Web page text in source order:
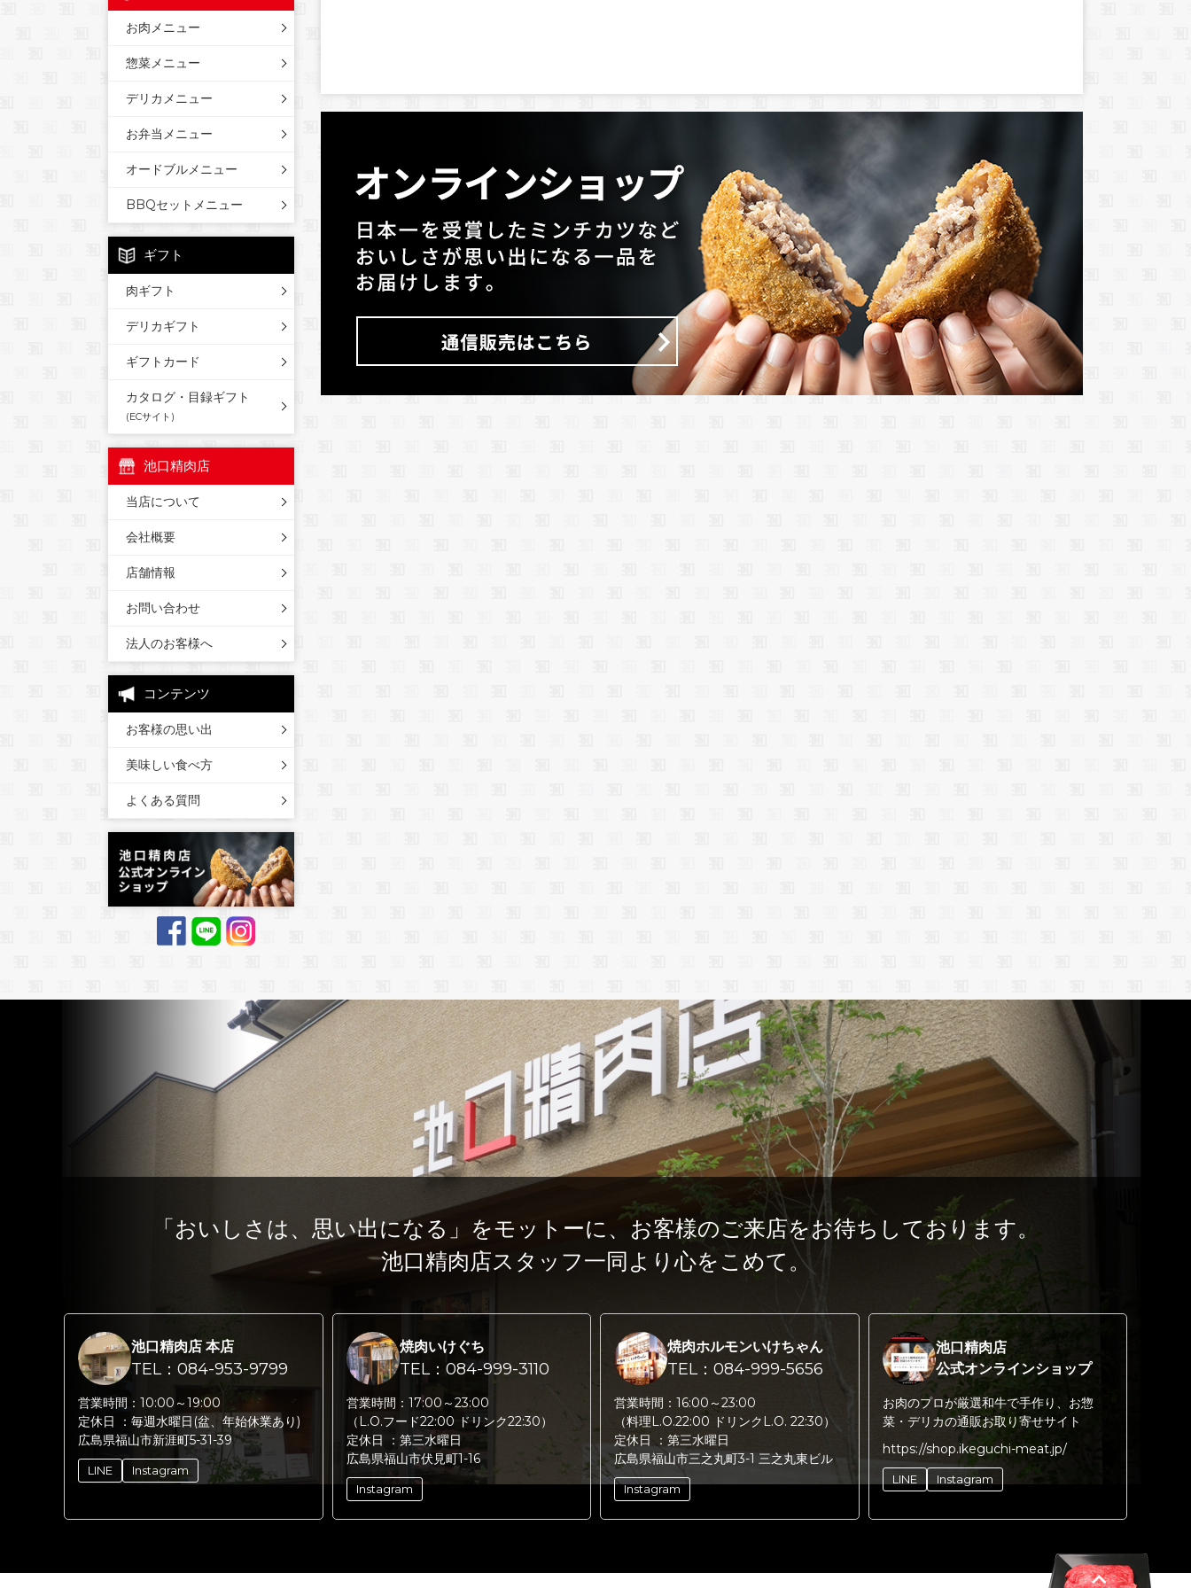
お肉メニュー
惣菜メニュー
デリカメニュー
お弁当メニュー
オードブルメニュー
BBQセットメニュー
ギフト
肉ギフト
デリカギフト
ギフトカード
カタログ・目録ギフト
(ECサイト)
池口精肉店
当店について
会社概要
店舗情報
お問い合わせ
法人のお客様へ
コンテンツ
お客様の思い出
美味しい食べ方
よくある質問
「おいしさは、思い出になる」をモットーに、 お客様のご来店をお待ちしております。
池口精肉店スタッフ一同より心をこめて。
池口精肉店 本店
TEL：084-953-9799
営業時間： 10:00～19:00
定休日 ： 毎週水曜日(盆、年始休業あり)
広島県福山市新涯町5-31-39
LINE Instagram
焼肉いけぐち
TEL：084-999-3110
営業時間： 17:00～23:00
（L.O.フード22:00 ドリンク22:30）
定休日 ： 第三水曜日
広島県福山市伏見町1-16
Instagram
焼肉ホルモンいけちゃん
TEL：084-999-5656
営業時間： 16:00～23:00
（料理L.O.22:00 ドリンクL.O. 22:30）
定休日 ： 第三水曜日
広島県福山市三之丸町3-1 三之丸東ビル
Instagram
池口精肉店
公式オンラインショップ
お肉のプロが厳選和牛で手作り、お惣
菜・デリカの通販お取り寄せサイト
https://shop.ikeguchi-meat.jp/
LINE Instagram